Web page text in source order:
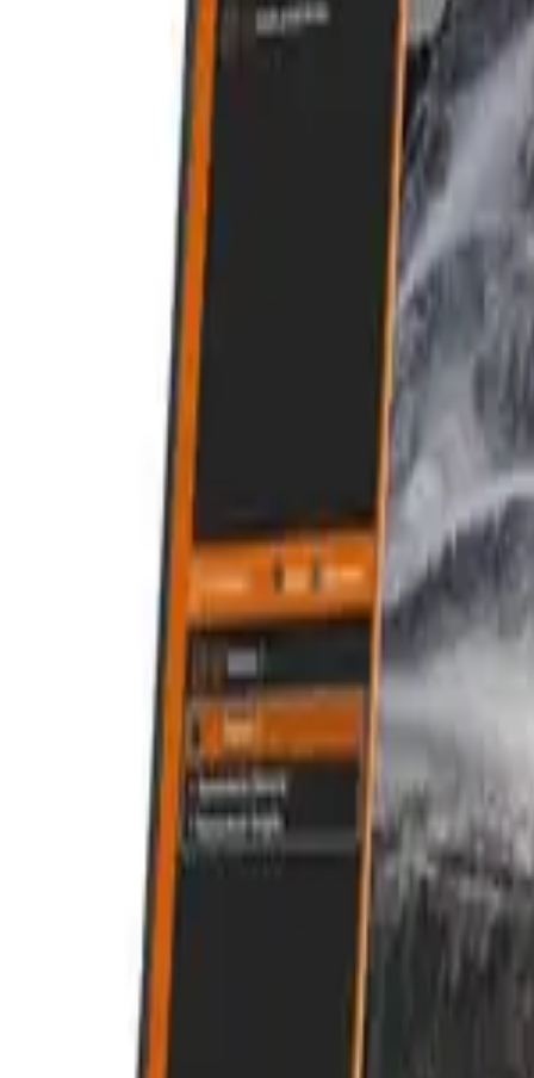
Saltar al contenido principal